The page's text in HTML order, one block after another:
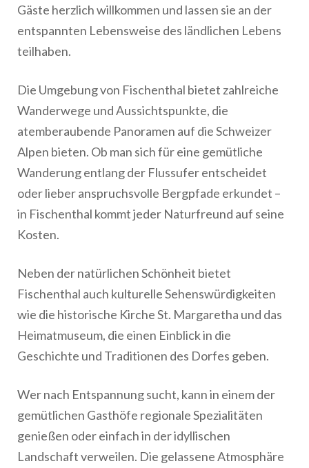
Gäste herzlich willkommen und lassen sie an der
entspannten Lebensweise des ländlichen Lebens
teilhaben.
Die Umgebung von Fischenthal bietet zahlreiche
Wanderwege und Aussichtspunkte, die
atemberaubende Panoramen auf die Schweizer
Alpen bieten. Ob man sich für eine gemütliche
Wanderung entlang der Flussufer entscheidet
oder lieber anspruchsvolle Bergpfade erkundet –
in Fischenthal kommt jeder Naturfreund auf seine
Kosten.
Neben der natürlichen Schönheit bietet
Fischenthal auch kulturelle Sehenswürdigkeiten
wie die historische Kirche St. Margaretha und das
Heimatmuseum, die einen Einblick in die
Geschichte und Traditionen des Dorfes geben.
Wer nach Entspannung sucht, kann in einem der
gemütlichen Gasthöfe regionale Spezialitäten
genießen oder einfach in der idyllischen
Landschaft verweilen. Die gelassene Atmosphäre